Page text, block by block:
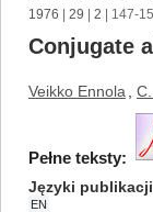
1976 29 2 | 147-
Conjugate
Veikko Ennola
Pełne teksty:
Języki publikacji
EN